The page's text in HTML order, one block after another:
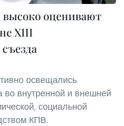
оценивают
XIII
освещались
во внутренной и внешней
социальной
КПВ.